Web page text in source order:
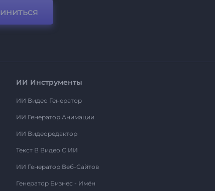
ИИ Инструменты
ИИ Видео Генератор
ИИ Генератор Анимации
ИИ Видеоредактор
Текст В Видео С ИИ
ИИ Генератор Веб-Сайтов
Генератор Бизнес - Имён